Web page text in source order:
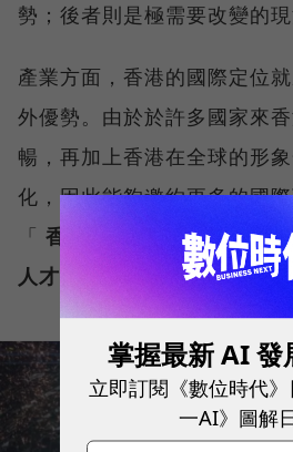
勢；後者則是極需要改變的現
產業方面，香港的國際定位
外優勢。由於於許多國家來
暢，再加上香港在全球的形
化，因此能夠邀約更多的國際
「 香港電競產業一定要走向
人才來香港。」周啟康說。
掌握最新 AI 發
立即訂閱《數位時代
一AI》圖解